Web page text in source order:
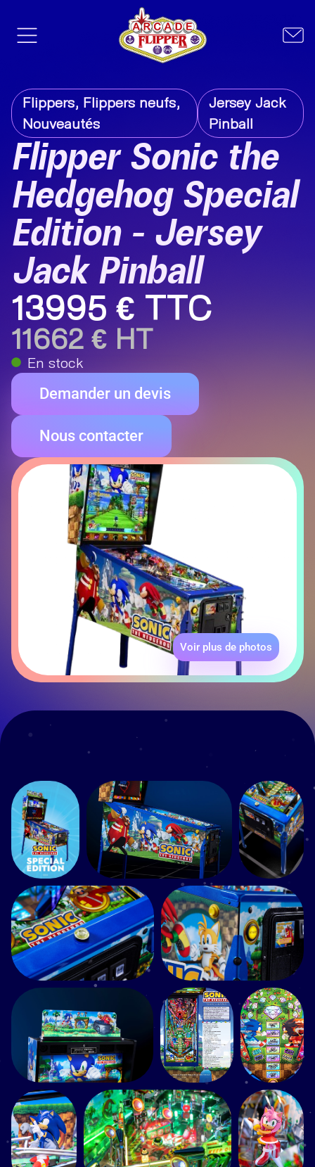
Flippers, Flippers neufs,
Nouveautés
Jersey Jack
Pinball
Flipper Sonic the
Hedgehog Special
Edition – Jersey
Jack Pinball
13995 € TTC
11662 € HT
En stock
Demander un devis
Nous contacter
Voir plus de photos